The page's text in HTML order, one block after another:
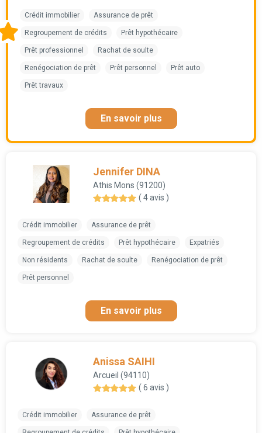
Crédit immobilier Assurance de prêt
Regroupement de crédits Prêt hypothécaire
Prêt professionnel Rachat de soulte
Renégociation de prêt Prêt personnel Prêt auto
Prêt travaux
En savoir plus
Jennifer DINA
Athis Mons (91200)
( 4 avis )
Crédit immobilier Assurance de prêt
Regroupement de crédits Prêt hypothécaire Expatriés
Non résidents Rachat de soulte Renégociation de prêt
Prêt personnel
En savoir plus
Anissa SAIHI
Arcueil (94110)
( 6 avis )
Crédit immobilier Assurance de prêt